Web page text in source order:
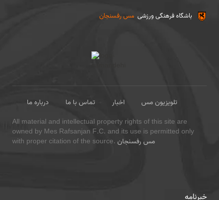
مس رفسنجان باشگاه فرهنگی ورزشی
درباره ما تماس با ما اخبار
تلویزیون مس
All material and intellectual property rights of this site are
owned by Mes Rafsanjan F.C. and its use is permitted only
with proper citation of the source. مس رفسنجان
خبرنامه